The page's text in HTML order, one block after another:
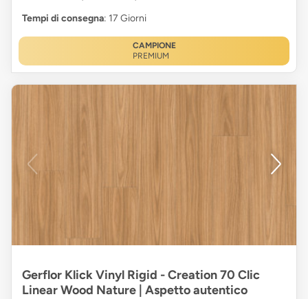
Tempi di consegna: 17 Giorni
CAMPIONE
PREMIUM
Gerflor Klick Vinyl Rigid - Creation 70 Clic
Linear Wood Nature | Aspetto autentico